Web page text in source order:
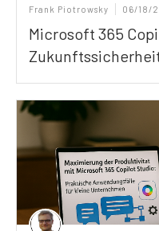
Frank Piotrowsky 06/18/
Microsoft 365